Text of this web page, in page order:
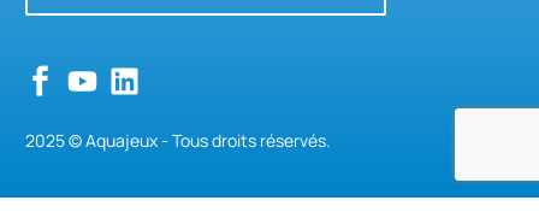
2025 © Aquajeux - Tous droits réservés.